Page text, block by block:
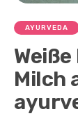
AYURVEDA
Milch